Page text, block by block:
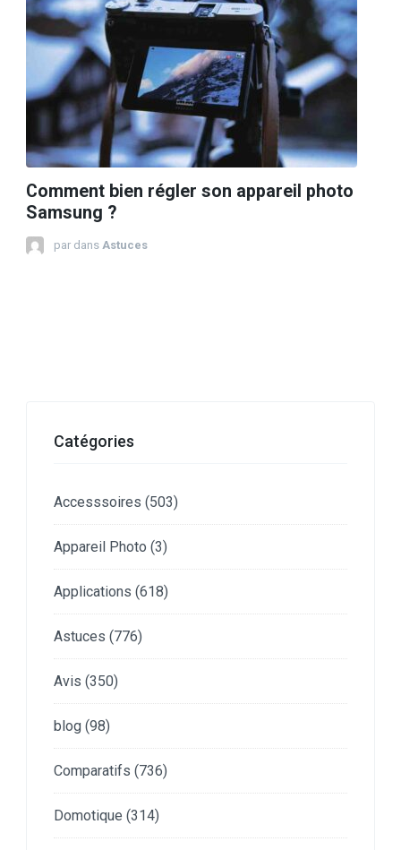
Comment bien régler son appareil photo
Samsung ?
par dans Astuces
Catégories
Accesssoires (503)
Appareil Photo (3)
Applications (618)
Astuces (776)
Avis (350)
blog (98)
Comparatifs (736)
Domotique (314)